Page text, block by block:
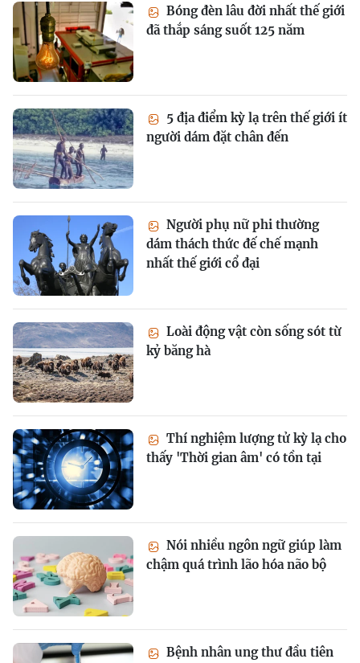
Bóng đèn lâu đời nhất thế giới
đã thắp sáng suốt 125 năm
5 địa điểm kỳ lạ trên thế giới ít
người dám đặt chân đến
Người phụ nữ phi thường
dám thách thức đế chế mạnh
nhất thế giới cổ đại
Loài động vật còn sống sót từ
kỷ băng hà
Thí nghiệm lượng tử kỳ lạ cho
thấy 'Thời gian âm' có tồn tại
Nói nhiều ngôn ngữ giúp làm
chậm quá trình lão hóa não bộ
Bệnh nhân ung thư đầu tiên